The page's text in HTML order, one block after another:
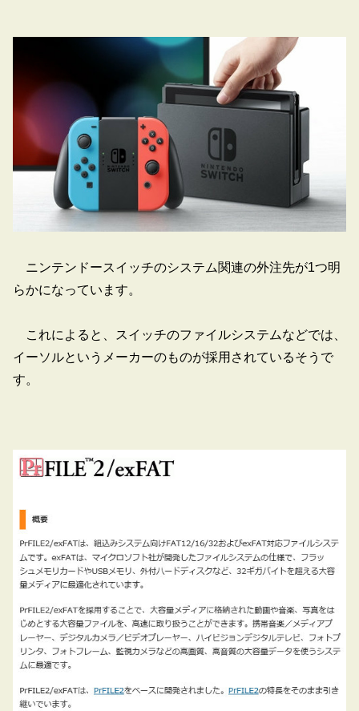
ニンテンドースイッチのシステム関連の外注先が1つ明
らかになっています。
これによると、スイッチのファイルシステムなどでは、
イーソルというメーカーのものが採用されているそうで
す。